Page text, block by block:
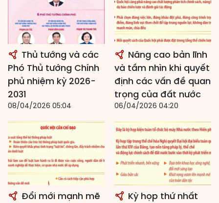
Thủ tướng và các
Phó Thủ tướng Chính
phủ nhiệm kỳ 2026-
2031
08/04/2026 05:04
Nâng cao bản lĩnh
và tầm nhìn khi quyết
định các vấn đề quan
trọng của đất nước
06/04/2026 04:20
Đổi mới mạnh mẽ
Kỳ họp thứ nhất